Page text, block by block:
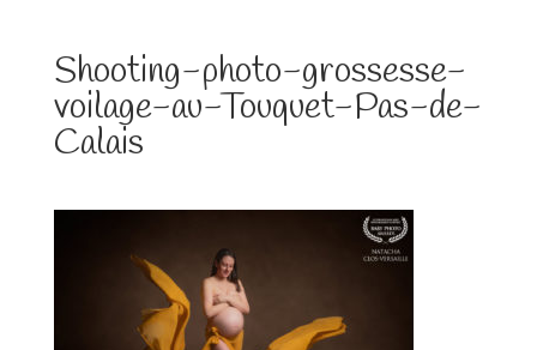
Shooting-photo-grossesse-
voilage-au-Touquet-Pas-de-
Calais